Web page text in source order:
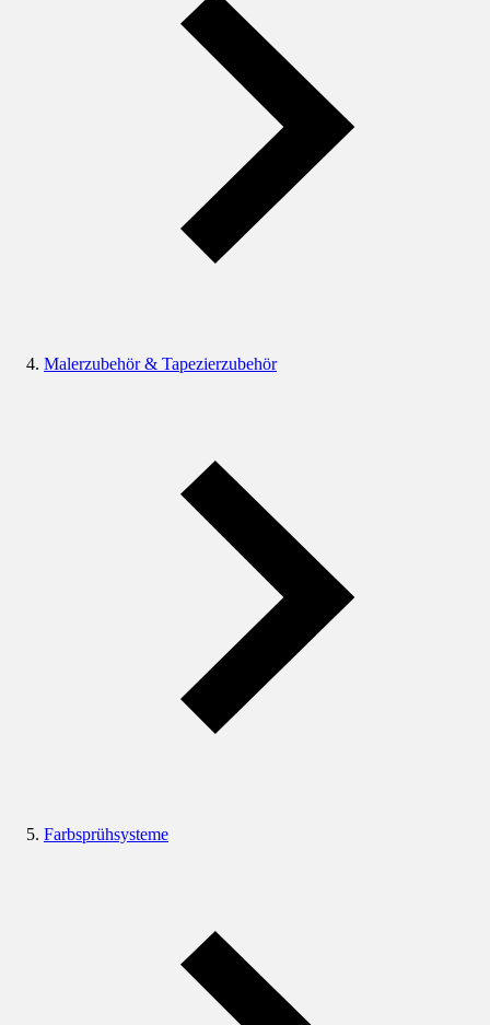
Malerzubehör & Tapezierzubehör
Farbsprühsysteme